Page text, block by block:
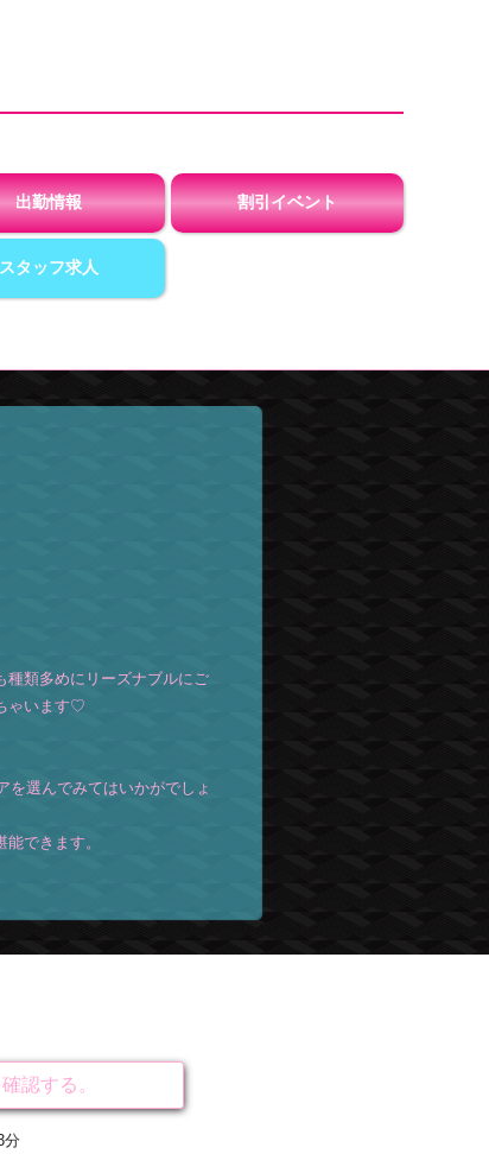
出勤情報 割引イベント
スタッフ求人
種類多めにリーズナブルにご
ゃいます♡
を選んでみてはいかがでしょ
できます。
認する。
分